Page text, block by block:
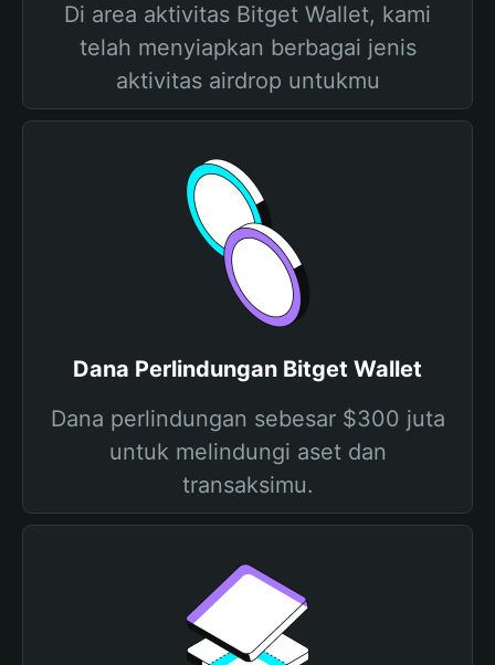
Di area aktivitas Bitget Wallet, kami
telah menyiapkan berbagai jenis
aktivitas airdrop untukmu
Dana Perlindungan Bitget Wallet
Dana perlindungan sebesar $300 juta
untuk melindungi aset dan
transaksimu.